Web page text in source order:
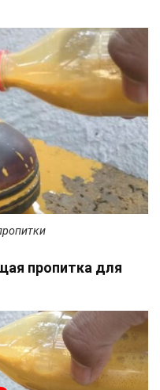
пропитка для